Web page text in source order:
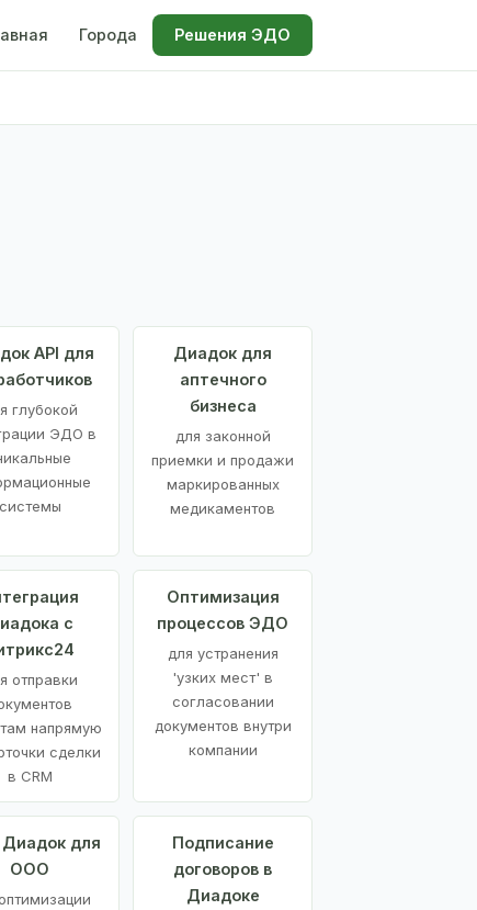
Города Решения ЭДО
API для
глубокой
ЭДО в
системы
Диадок для
аптечного
бизнеса
для законной
приемки и продажи
маркированных
медикаментов
с
отправки
напрямую
сделки
в CRM
Оптимизация
процессов ЭДО
для устранения
'узких мест' в
согласовании
документов внутри
компании
для
ООО
Подписание
договоров в
Диадоке